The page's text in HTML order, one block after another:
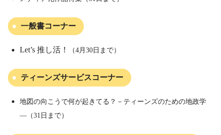
一般書コーナー
Let’s 推し活！ （4月30日まで）
ティーンズサービスコーナー
地図の向こうで何が起きてる？－ティーンズのための地政学
―（31日まで）